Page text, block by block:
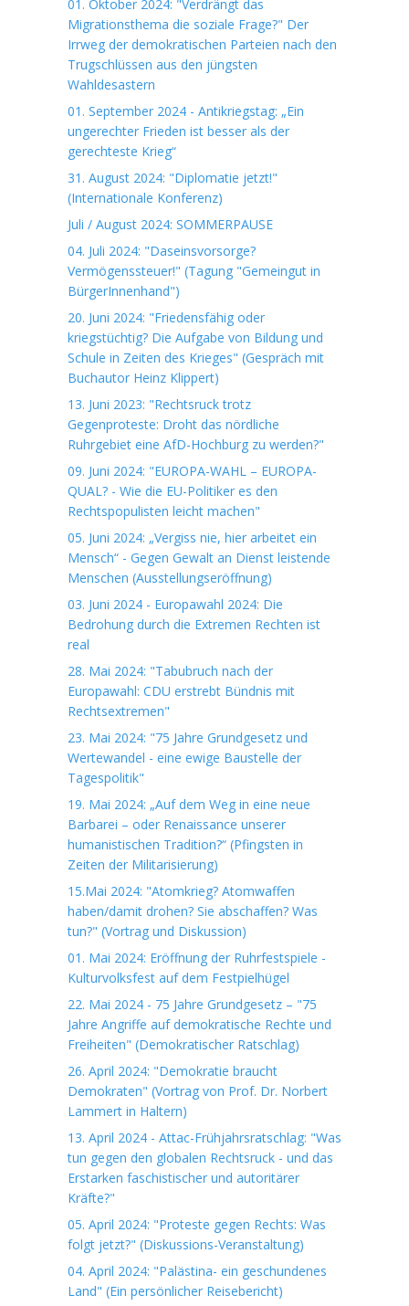
01. Oktober 2024: "Verdrängt das
Migrationsthema die soziale Frage?" Der
Irrweg der demokratischen Parteien nach den
Trugschlüssen aus den jüngsten
Wahldesastern
01. September 2024 - Antikriegstag: „Ein
ungerechter Frieden ist besser als der
gerechteste Krieg“
31. August 2024: "Diplomatie jetzt!"
(Internationale Konferenz)
Juli / August 2024: SOMMERPAUSE
04. Juli 2024: "Daseinsvorsorge?
Vermögenssteuer!" (Tagung "Gemeingut in
BürgerInnenhand")
20. Juni 2024: "Friedensfähig oder
kriegstüchtig? Die Aufgabe von Bildung und
Schule in Zeiten des Krieges" (Gespräch mit
Buchautor Heinz Klippert)
13. Juni 2023: "Rechtsruck trotz
Gegenproteste: Droht das nördliche
Ruhrgebiet eine AfD-Hochburg zu werden?"
09. Juni 2024: "EUROPA-WAHL – EUROPA-
QUAL? - Wie die EU-Politiker es den
Rechtspopulisten leicht machen"
05. Juni 2024: „Vergiss nie, hier arbeitet ein
Mensch“ - Gegen Gewalt an Dienst leistende
Menschen (Ausstellungseröffnung)
03. Juni 2024 - Europawahl 2024: Die
Bedrohung durch die Extremen Rechten ist
real
28. Mai 2024: "Tabubruch nach der
Europawahl: CDU erstrebt Bündnis mit
Rechtsextremen"
23. Mai 2024: "75 Jahre Grundgesetz und
Wertewandel - eine ewige Baustelle der
Tagespolitik"
19. Mai 2024: „Auf dem Weg in eine neue
Barbarei – oder Renaissance unserer
humanistischen Tradition?“ (Pfingsten in
Zeiten der Militarisierung)
15.Mai 2024: "Atomkrieg? Atomwaffen
haben/damit drohen? Sie abschaffen? Was
tun?" (Vortrag und Diskussion)
01. Mai 2024: Eröffnung der Ruhrfestspiele -
Kulturvolksfest auf dem Festpielhügel
22. Mai 2024 - 75 Jahre Grundgesetz – "75
Jahre Angriffe auf demokratische Rechte und
Freiheiten" (Demokratischer Ratschlag)
26. April 2024: "Demokratie braucht
Demokraten" (Vortrag von Prof. Dr. Norbert
Lammert in Haltern)
13. April 2024 - Attac-Frühjahrsratschlag: "Was
tun gegen den globalen Rechtsruck - und das
Erstarken faschistischer und autoritärer
Kräfte?"
05. April 2024: "Proteste gegen Rechts: Was
folgt jetzt?" (Diskussions-Veranstaltung)
04. April 2024: "Palästina- ein geschundenes
Land" (Ein persönlicher Reisebericht)